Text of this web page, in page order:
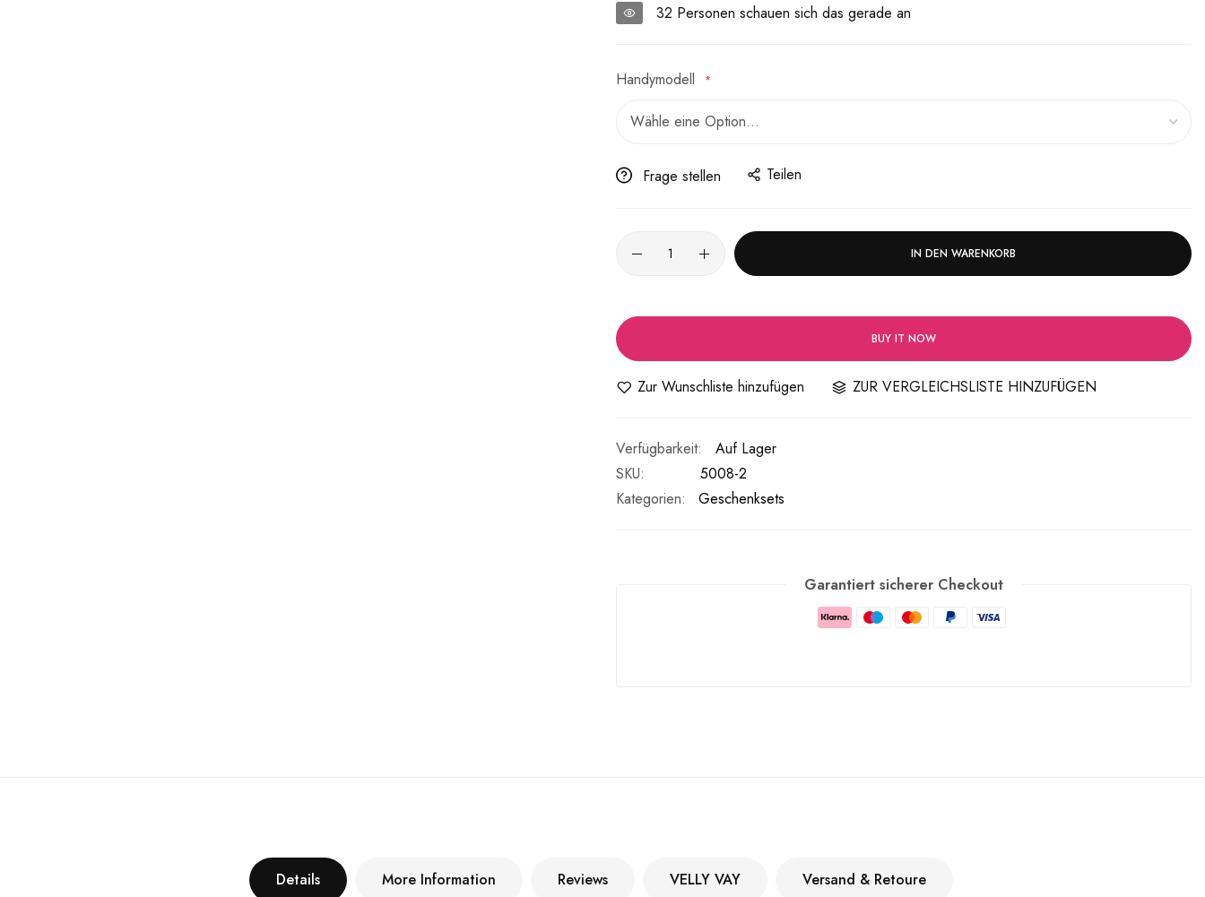
32 Personen schauen sich das gerade an
Handymodell
Frage stellen Teilen
IN DEN WARENKORB
BUY IT NOW
Zur Wunschliste hinzufügen ZUR VERGLEICHSLISTE HINZUFÜGEN
Auf Lager
SKU
5008-2
Kategorien:
Geschenksets
Garantiert sicherer Checkout
Details More Information Reviews VELLY VAY Versand & Retoure